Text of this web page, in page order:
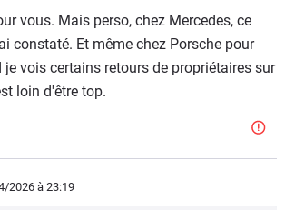
stabilité sur ces deux aspects.
vous. Mais perso, chez Mercedes, ce
constaté. Et même chez Porsche pour
je vois certains retours de propriétaires sur
loin d'être top.
2026 à 23:19